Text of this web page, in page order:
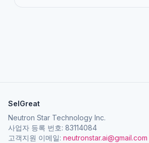
SelGreat
Neutron Star Technology Inc.
사업자 등록 번호: 83114084
고객지원 이메일: neutronstar.ai@gmail.com